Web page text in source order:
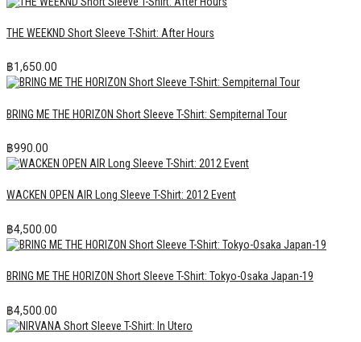
THE WEEKND Short Sleeve T-Shirt: After Hours
฿1,650.00
BRING ME THE HORIZON Short Sleeve T-Shirt: Sempiternal Tour
฿990.00
WACKEN OPEN AIR Long Sleeve T-Shirt: 2012 Event
฿4,500.00
BRING ME THE HORIZON Short Sleeve T-Shirt: Tokyo-Osaka Japan-19
฿4,500.00